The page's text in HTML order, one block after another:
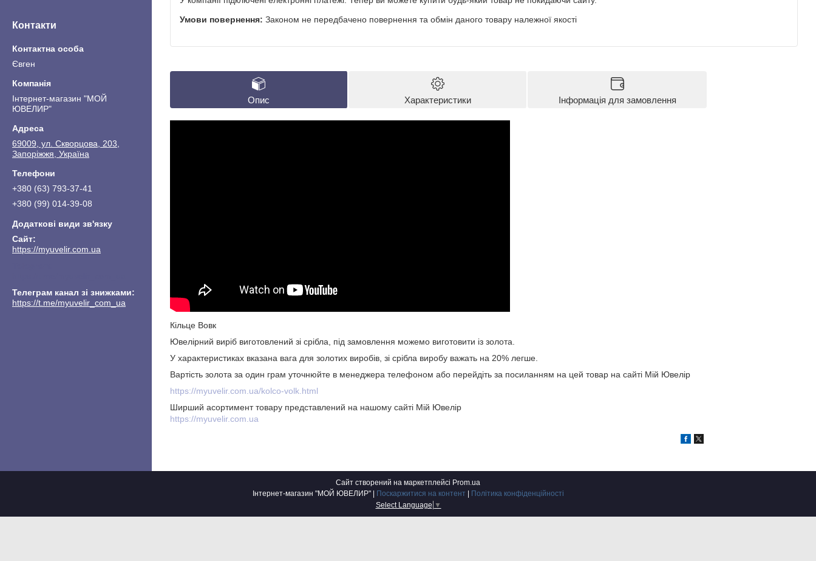
Контакти
Євген
Інтернет-магазин "МОЙ
ЮВЕЛИР"
69009, ул. Скворцова, 203,
Запоріжжя, Україна
+380 (63) 793-37-41
+380 (99) 014-39-08
https://myuvelir.com.ua
Телеграм канал зі знижками
https://t.me/myuvelir_com_ua
Законом не передбачено повернення та обмін даного товару належної якості
Опис Характеристики Інформація для замовлення
Кільце Вовк
Ювелірний виріб виготовлений зі срібла, під замовлення можемо виготовити із золота.
У характеристиках вказана вага для золотих виробів, зі срібла виробу важать на 20% легше.
Вартість золота за один грам уточнюйте в менеджера телефоном або перейдіть за посиланням на цей товар на сайті Мій Ювелір
https://myuvelir.com.ua/kolco-volk.html
Ширший асортимент товару представлений на нашому сайті Мій Ювелір
https://myuvelir.com.ua
Сайт створений на маркетплейсі Prom.ua
Поскаржитися на контент
Політика конфіденційності
Select Language ▼